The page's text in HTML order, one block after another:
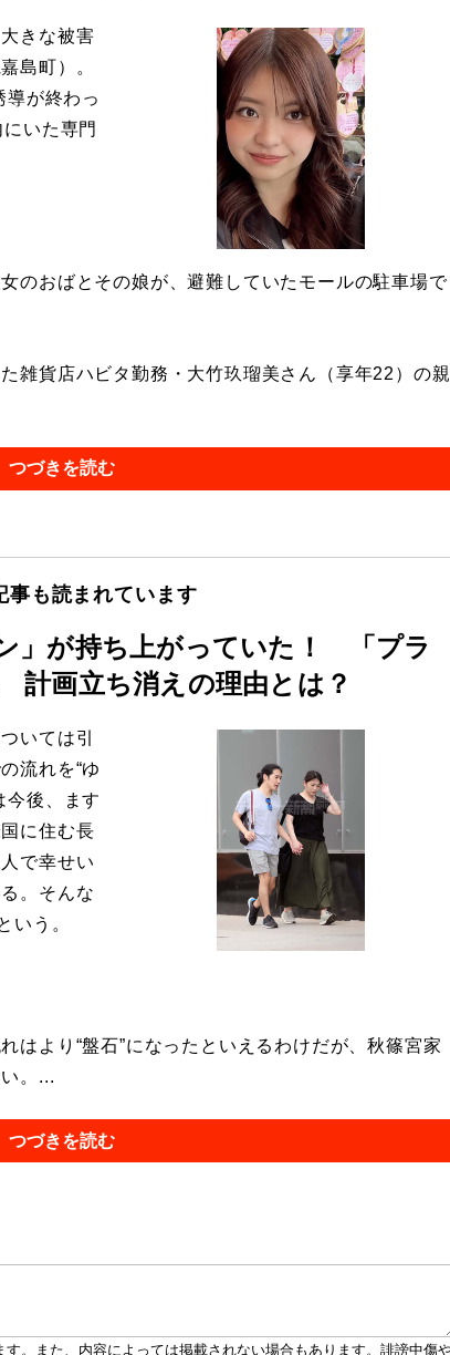
きな被害
島町）。
が終わっ
いた専門
のおばとその娘が、避難していたモールの駐車場で
雑貨店ハビタ勤務・大竹玖瑠美さん（享年22）の親
つづきを読む
事も読まれています
」が持ち上がっていた！ 「プラ
画立ち消えの理由とは？
いては引
流れを“ゆ
今後、ます
に住む長
で幸せい
。そんな
いう。
より“盤石”になったといえるわけだが、秋篠宮家
。...
つづきを読む